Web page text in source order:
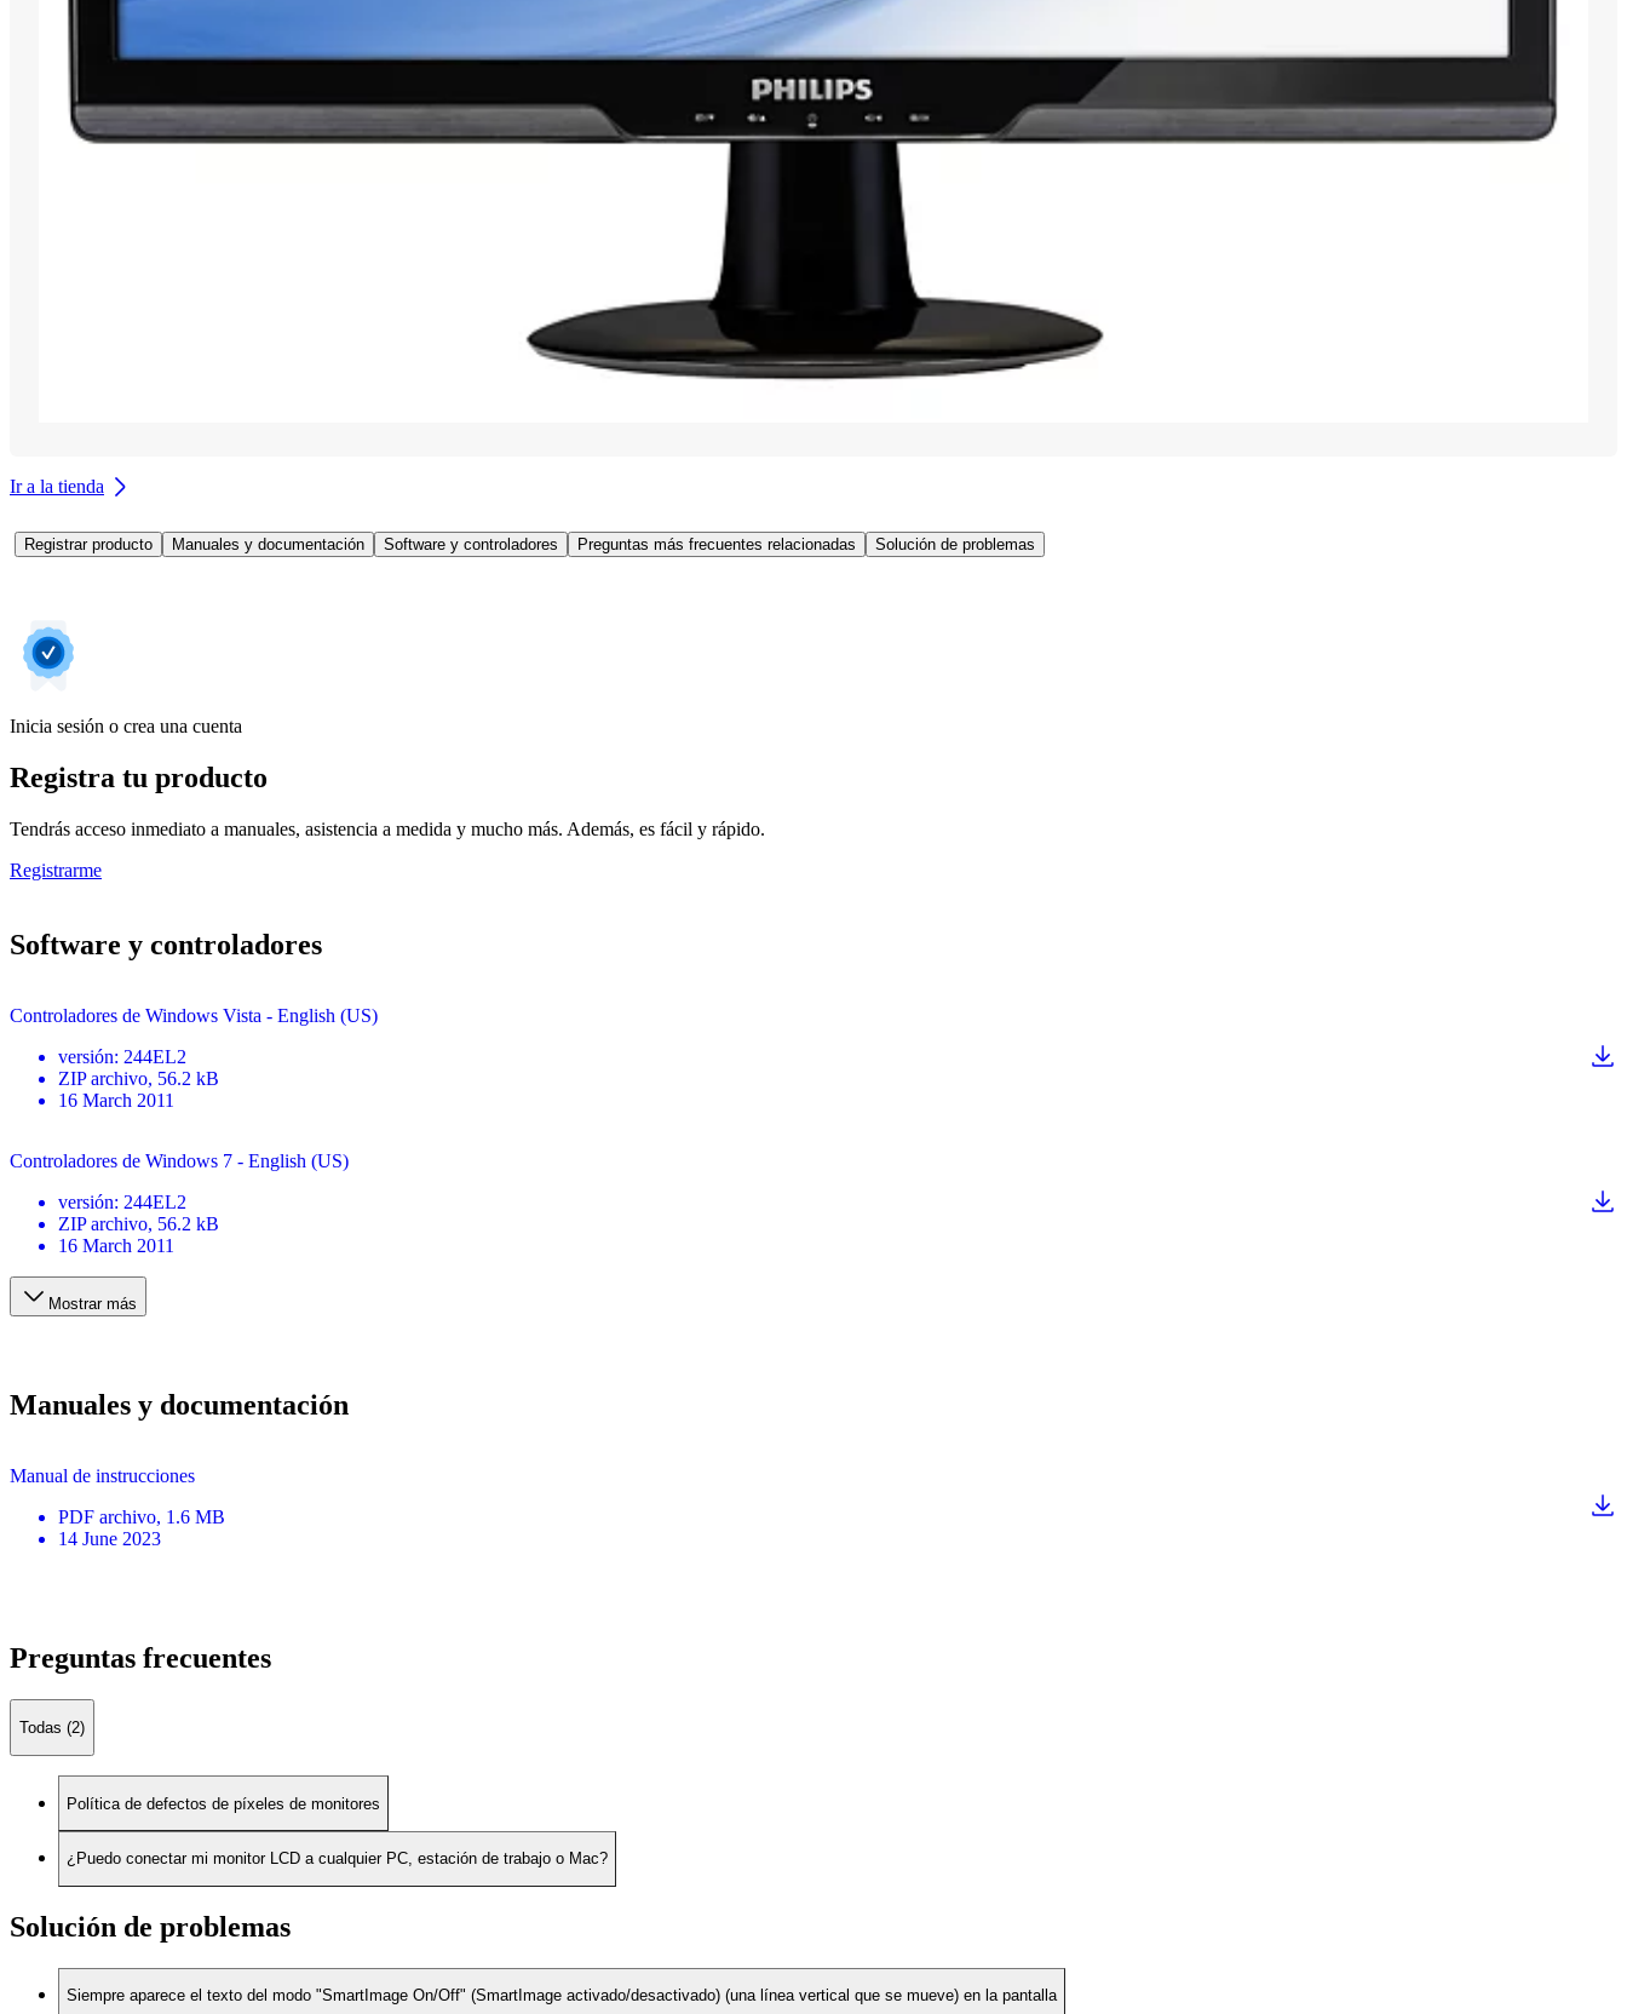
Ir a la tienda
Registrar producto Manuales y documentación Software y controladores Preguntas más frecuentes relacionadas Solución de problemas
Inicia sesión o crea una cuenta
Registra tu producto
Tendrás acceso inmediato a manuales, asistencia a medida y mucho más. Además, es fácil y rápido.
Registrarme
Software y controladores
Controladores de Windows Vista - English (US)
versión: 244EL2
ZIP archivo, 56.2 kB
16 March 2011
Controladores de Windows 7 - English (US)
versión: 244EL2
ZIP archivo, 56.2 kB
16 March 2011
Mostrar más
Manuales y documentación
Manual de instrucciones
PDF archivo, 1.6 MB
14 June 2023
Preguntas frecuentes
Todas (2)
Política de defectos de píxeles de monitores
¿Puedo conectar mi monitor LCD a cualquier PC, estación de trabajo o Mac?
Solución de problemas
Siempre aparece el texto del modo "SmartImage On/Off" (SmartImage activado/desactivado) (una línea vertical que se mueve) en la pantalla